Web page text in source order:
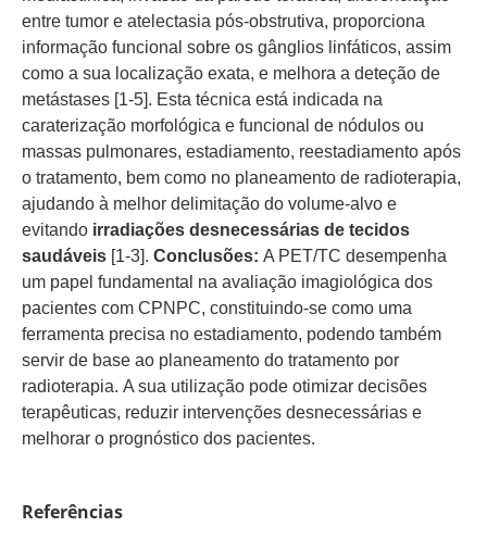
entre tumor e atelectasia pós-obstrutiva, proporciona
informação funcional sobre os gânglios linfáticos, assim
como a sua localização exata, e melhora a deteção de
metástases [1-5]. Esta técnica está indicada na
caraterização morfológica e funcional de nódulos ou
massas pulmonares, estadiamento, reestadiamento após
o tratamento, bem como no planeamento de radioterapia,
ajudando à melhor delimitação do volume-alvo e
evitandoirradiações desnecessárias de tecidos
saudáveis[1-3]. Conclusões: A PET/TC desempenha
um papel fundamental na avaliação imagiológica dos
pacientes com CPNPC, constituindo-se como uma
ferramenta precisa no estadiamento, podendo também
servir de base ao planeamento do tratamento por
radioterapia. A sua utilização pode otimizar decisões
terapêuticas, reduzir intervenções desnecessárias e
melhorar o prognóstico dos pacientes.
Referências